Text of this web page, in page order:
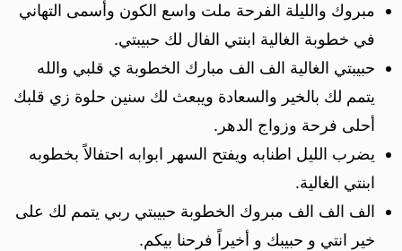
مبروك والليلة الفرحة ملت واسع الكون وأسمى التهاني
في خطوبة الغالية ابنتي الفال لك حبيبتي.
حبيبتي الغالية الف الف مبارك الخطوبة ي قلبي والله
يتمم لك بالخير والسعادة ويبعث لك سنين حلوة زي قلبك
أحلى فرحة وزواج الدهر.
يضرب الليل اطنابه ويفتح السهر ابوابه احتفالاً بخطوبه
ابنتي الغالية.
الف الف الف مبروك الخطوبة حبيبتي ربي يتمم لك على
خير انتي و حبيبك و أخيراً فرحنا بيكم.